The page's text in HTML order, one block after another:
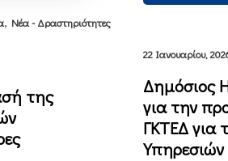
, Νέα - Δραστηριότητες
της
22 Ιανουαρίου,
Δημόσιος
για την
ΓΚΤΕΔ για